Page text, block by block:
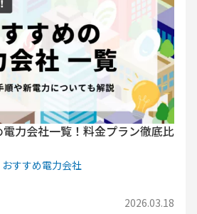
電力会社一覧！料金プラン徹底比
おすすめ電力会社
2026.03.18